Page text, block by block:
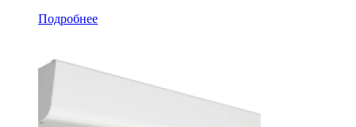
Подробнее